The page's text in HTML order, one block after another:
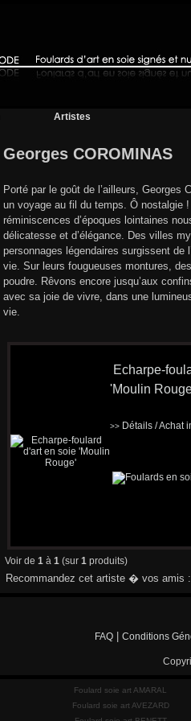
Artistes
Georges COROMINAS
Porté par le goût de l’ailleurs,
un voyage au fil du temps. Ô nostalgie
réminiscences d’époques lointaines
délicatesse et d’élégance. Des villes
personnages légendaires surgissent
vie. Sur leurs fougueuses montures,
poudre. Rêvons encore jusqu’aux
avec sa joie de vivre, dans une
vie.
Echarpe-
'Moulin
>> Détails / Achat
Voir de 1 à 1 (sur 1 produits)
Recommandez cet artiste � vos amis :
FAQ Conditions
Foulard soie art AMARAL
Foulard soie art AVEZARD